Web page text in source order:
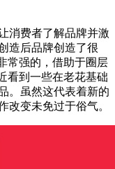
费者了解品牌并激
造后品牌创造了很
常强的，借助于圈层
看到一些在老花基础
。虽然这代表着新的
改变未免过于俗气。